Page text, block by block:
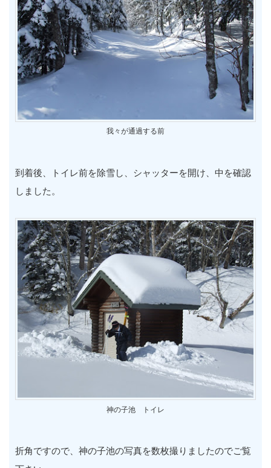
我々が通過する前
到着後、トイレ前を除雪し、シャッターを開け、中を確認
しました。
神の子池 トイレ
折角ですので、神の子池の写真を数枚撮りましたのでご覧